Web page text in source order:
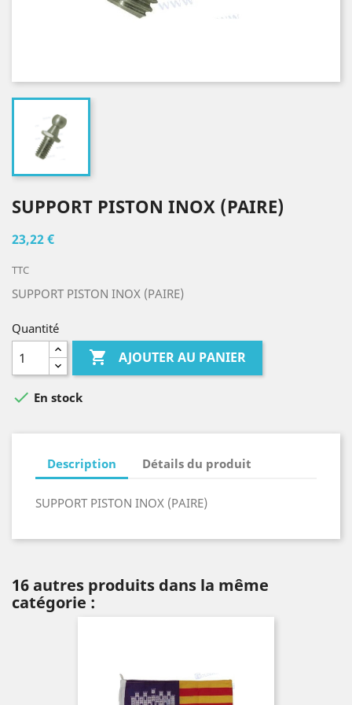
SUPPORT PISTON INOX (PAIRE)
23,22 €
TTC
SUPPORT PISTON INOX (PAIRE)
Quantité
 AJOUTER AU PANIER
 En stock
Description Détails du produit
SUPPORT PISTON INOX (PAIRE)
16 autres produits dans la même
catégorie :